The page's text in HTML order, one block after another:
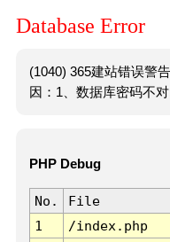
Database Error
(1040) 365建站错误警
因：1、数据库密码不
PHP Debug
No. File
1
/index.php